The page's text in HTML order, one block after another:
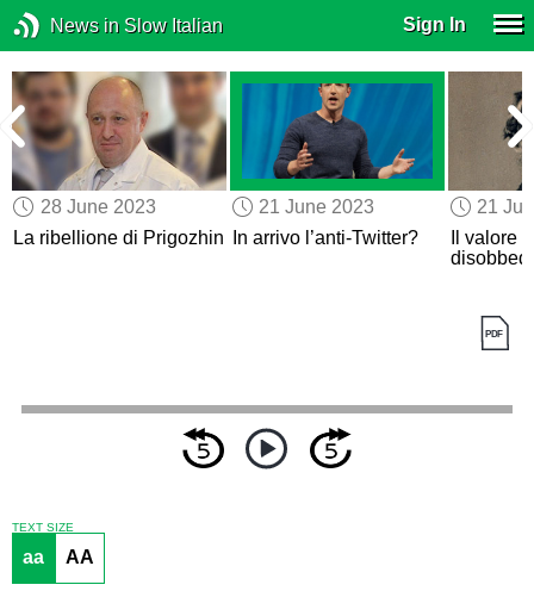
News in Slow Italian Sign In
28 June 2023
La ribellione di Prigozhin
21 June 2023
In arrivo l’anti-Twitter?
21
Il valore
TEXT SIZE
aa AA